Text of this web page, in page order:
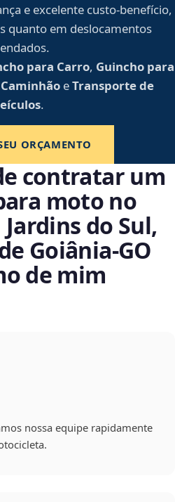
e excelente custo-benefício,
quanto em deslocamentos
para Carro, Guincho para
eTransporte de
.
ORÇAMENTO
contratar um
moto no
do Sul,
Goiânia‑GO
de mim
nossa equipe rapidamente